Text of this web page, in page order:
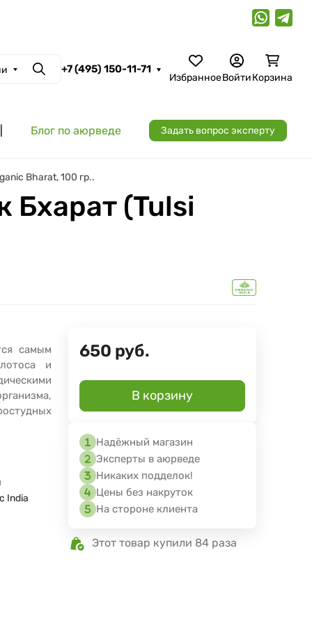
Поиск
+7 (495) 150-11-71
ИзбранноеВойтиКорзина
Блог по аюрведе Задать вопрос эксперту
Bharat, 100 гр..
Бхарат (Tulsi
самым
и
India
650 руб.
В корзину
Надёжный магазин
Эксперты в аюрведе
Никаких подделок!
Цены без накруток
На стороне клиента
Этот товар купили 84 раза